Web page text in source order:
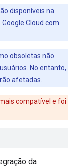
disponíveis na
Cloud com
obsoletas não
No entanto,
afetadas.
compatível e foi
da